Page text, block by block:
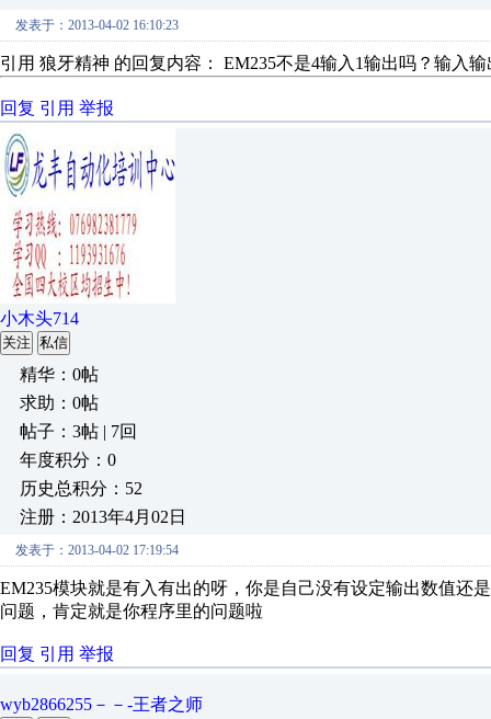
发表于：2013-04-02 16:10:23
引用 狼牙精神 的回复内容： EM235不是4输入1输出吗？输入
回复 引用 举报
小木头714
关注 私信
精华：0帖
求助：0帖
帖子：3帖 | 7回
年度积分：0
历史总积分：52
注册：2013年4月02日
发表于：2013-04-02 17:19:54
EM235模块就是有入有出的呀，你是自己没有设定输出数值还
问题，肯定就是你程序里的问题啦
回复 引用 举报
wyb2866255－－-王者之师